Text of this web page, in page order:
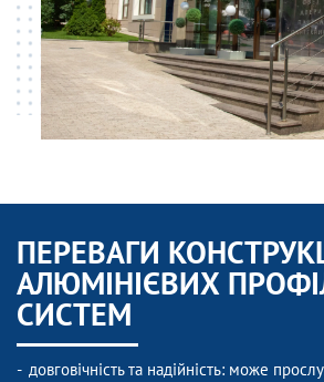
ПЕРЕВАГИ
АЛЮМІНІЄВИХ
СИСТЕМ
довговічність та надійність: може